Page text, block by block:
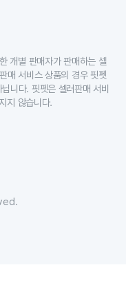
개별 판매자가 판매하는 셀
매 서비스 상품의 경우 핏펫
니다. 핏펫은 셀러판매 서비
지 않습니다.